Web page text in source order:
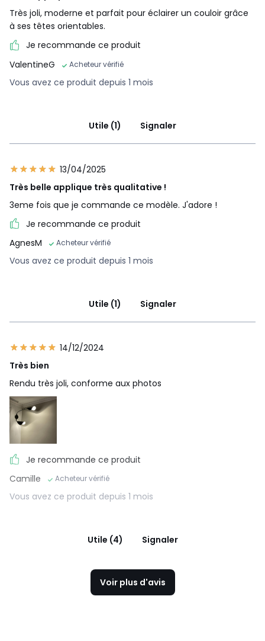
Très joli, moderne et parfait pour éclairer un couloir grâce
à ses têtes orientables.
Je recommande ce produit
ValentineG
Acheteur vérifié
Vous avez ce produit depuis 1 mois
Utile (1) Signaler
13/04/2025
Très belle applique très qualitative !
3eme fois que je commande ce modèle. J'adore !
Je recommande ce produit
AgnesM
Acheteur vérifié
Vous avez ce produit depuis 1 mois
Utile (1) Signaler
14/12/2024
Très bien
Rendu très joli, conforme aux photos
Je recommande ce produit
Camille
Acheteur vérifié
Vous avez ce produit depuis 1 mois
Utile (4) Signaler
Voir plus d'avis